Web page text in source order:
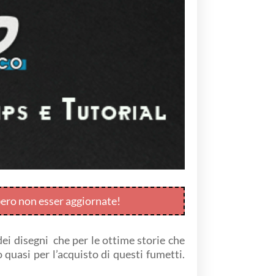
non esser aggiornate!
disegni che per le ottime storie che
per l’acquisto di questi fumetti.